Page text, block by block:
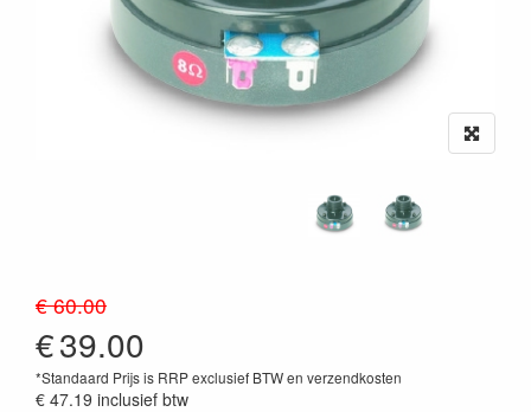
€ 60.00
€39.00
*Standaard Prijs is RRP exclusief BTW en verzendkosten
€ 47.19 inclusief btw